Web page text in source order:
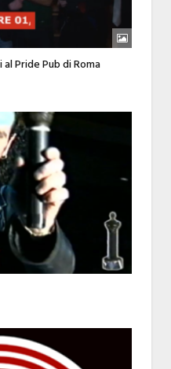
Pride Pub di Roma